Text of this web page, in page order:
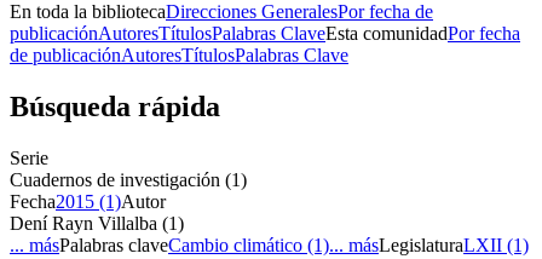
En toda la bibliotecaDirecciones GeneralesPor fecha de
publicaciónAutoresTítulosPalabras ClaveEsta comunidadPor fecha
de publicaciónAutoresTítulosPalabras Clave
Búsqueda rápida
Serie
Cuadernos de investigación (1)
Fecha2015 (1)Autor
Dení Rayn Villalba (1)
... másPalabras claveCambio climático (1)... másLegislaturaLXII (1)